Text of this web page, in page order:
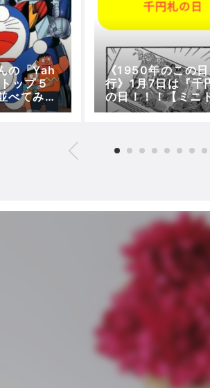
の「Yah
ップ５
べてみた
《1950年のこの
行》1月7日は『千
の日！！！【ミニ
ビュー「今日は何